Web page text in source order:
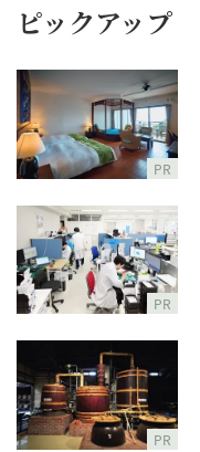
ピックアップ
PR
PR
PR